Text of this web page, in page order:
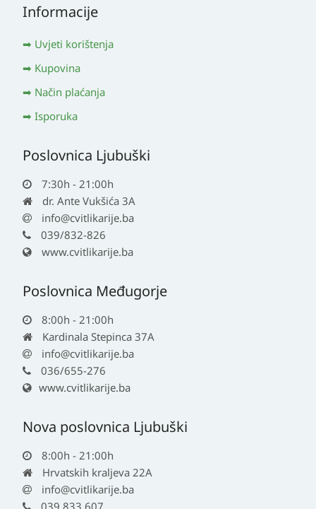
Informacije
Uvjeti korištenja
Kupovina
Način plaćanja
Isporuka
Poslovnica Ljubuški
7:30h - 21:00h
dr. Ante Vukšića 3A
info@cvitlikarije.ba
039/832-826
www.cvitlikarije.ba
Poslovnica Međugorje
8:00h - 21:00h
Kardinala Stepinca 37A
info@cvitlikarije.ba
036/655-276
www.cvitlikarije.ba
Nova poslovnica Ljubuški
8:00h - 21:00h
Hrvatskih kraljeva 22A
info@cvitlikarije.ba
039 833 607